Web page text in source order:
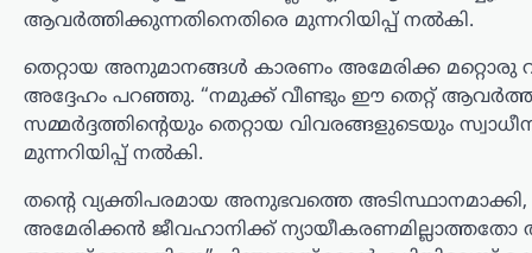
ആവർത്തിക്കുന്നതിനെതിരെ മുന്നറിയിപ്പ് നൽകി.
തെറ്റായ അനുമാനങ്ങൾ കാരണം അമേരിക്ക മറ്റൊരു
അദ്ദേഹം പറഞ്ഞു. “നമുക്ക് വീണ്ടും ഈ തെറ്റ്
സമ്മർദ്ദത്തിന്റെയും തെറ്റായ വിവരങ്ങളുടെയും
മുന്നറിയിപ്പ് നൽകി.
തന്റെ വ്യക്തിപരമായ അനുഭവത്തെ
അമേരിക്കൻ ജീവഹാനിക്ക്
ഇസ്രായേലും കരുതി;
പുതിയ പരമോന്നത
നേതാവിന്റെ സാന്നിധ്യം
കരുത്തെന്ന് ഇറാൻ
പ്രസിഡന്റ്
ന്യൂസ് ഡെസ്ക് ഓഗസ്റ്റ്‌ 6, 2026
ഇറാന്റെ പുതിയ പരമോന്നത നേതാവായ